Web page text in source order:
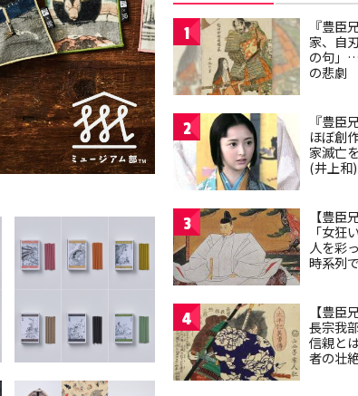
1
『豊臣
家、自
の句」
の悲劇
2
『豊臣
ほぼ創
家滅亡
(井上和
3
【豊臣
「女狂
人を彩
時系列
4
【豊臣
長宗我
信親と
者の壮